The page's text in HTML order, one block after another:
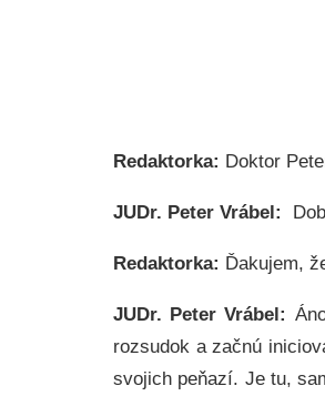
Redaktorka: Doktor
JUDr. Peter Vrábel:
Redaktorka: Ďakujem,
JUDr. Peter Vrábel:
rozsudok a začnú
svojich peňazí. Je tu,